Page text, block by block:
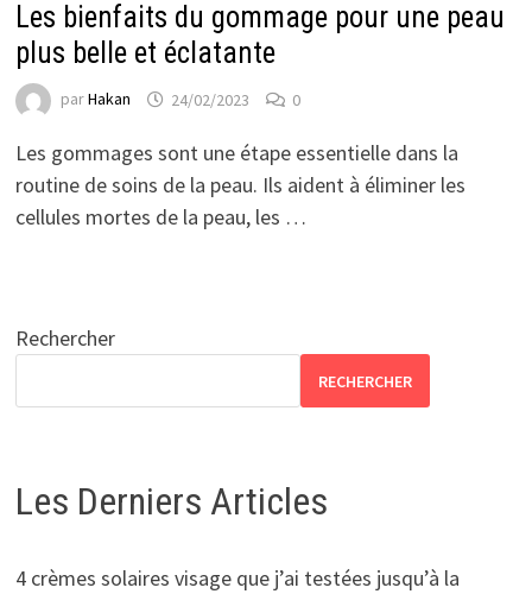
Les bienfaits du gommage pour une peau
plus belle et éclatante
parHakan 24/02/2023 0
Les gommages sont une étape essentielle dans la
routine de soins de la peau. Ils aident à éliminer les
cellules mortes de la peau, les …
Rechercher
RECHERCHER
Les Derniers Articles
4 crèmes solaires visage que j’ai testées jusqu’à la